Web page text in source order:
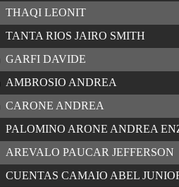
THAQI LEONIT
TANTA RIOS JAIRO SMITH
GARFI DAVIDE
AMBROSIO ANDREA
CARONE ANDREA
PALOMINO ARONE ANDREA
AREVALO PAUCAR JEFFERSON
CUENTAS CAMAIO ABEL